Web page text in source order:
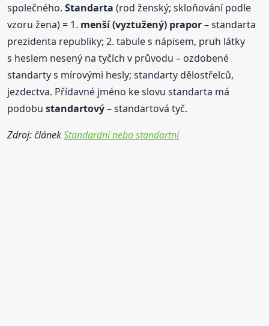
společného.Standarta(rod ženský; skloňování podle
vzoru žena) = 1. menší (vyztužený) prapor– standarta
prezidenta republiky; 2. tabule s nápisem, pruh látky
s heslem nesený na tyčích v průvodu – ozdobené
standarty s mírovými hesly; standarty dělostřelců,
jezdectva. Přídavné jméno ke slovu standarta má
podobustandartový– standartová tyč.
Zdroj: článekStandardní nebo standartní